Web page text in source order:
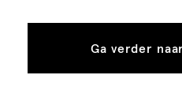
tonen
toestaan
Ga verder